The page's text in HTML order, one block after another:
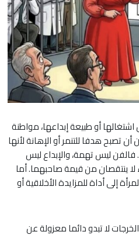
أو طبيعة إبداعها، مواطنة
تصبح هدفا للتنمر أو الإهانة لأنها
فالفن ليس تهمة، والإبداع ليس
لا ينتقصان من قيمة صاحبهما. أما
إلى أداة للمزايدة الأخلاقية أو
لا تبدو دائما معزولة عن